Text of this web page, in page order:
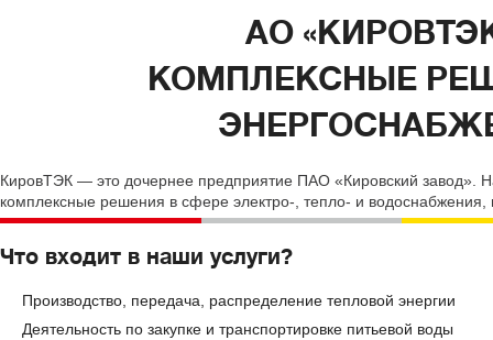
АО
КОМПЛЕКСНЫЕ
КировТЭК — это дочернее предприятие ПАО «Кировский завод».
комплексные решения в сфере электро-, тепло- и водоснабжения,
Что входит в наши услуги?
Производство, передача, распределение тепловой энергии
Деятельность по закупке и транспортировке питьевой воды